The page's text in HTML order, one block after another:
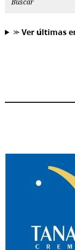
⪼ 𝗩𝗲𝗿 𝘂́𝗹𝘁𝗶𝗺𝗮𝘀